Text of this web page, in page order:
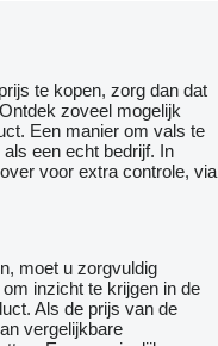
te kopen, zorg dan dat
zoveel mogelijk
Een manier om vals te
een echt bedrijf. In
voor extra controle, via
moet u zorgvuldig
inzicht te krijgen in de
Als de prijs van de
vergelijkbare